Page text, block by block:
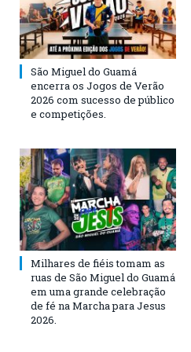
São Miguel do Guamá
encerra os Jogos de Verão
2026 com sucesso de público
e competições.
Milhares de fiéis tomam as
ruas de São Miguel do Guamá
em uma grande celebração
de fé na Marcha para Jesus
2026.